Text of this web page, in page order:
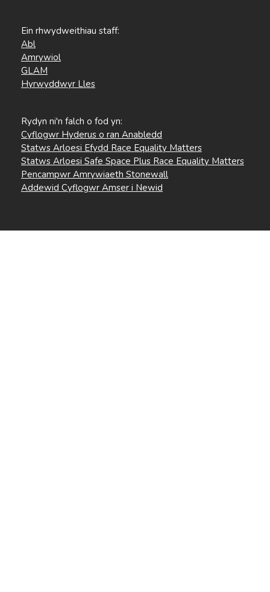
Ein rhwydweithiau staff:
Abl
Amrywiol
GLAM
Hyrwyddwyr Lles
Rydyn ni'n falch o fod yn:
Cyflogwr Hyderus o ran Anabledd
Statws Arloesi Efydd Race Equality Matters
Statws Arloesi Safe Space Plus Race Equality Matters
Pencampwr Amrywiaeth Stonewall
Addewid Cyflogwr Amser i Newid